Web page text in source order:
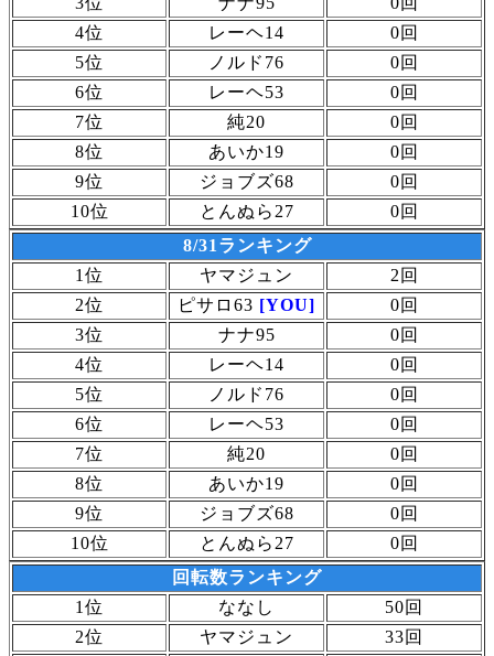
4位
レーヘ14
0回
5位
ノルド76
0回
6位
レーヘ53
0回
7位
純20
0回
8位
あいか19
0回
9位
ジョブズ68
0回
10位
とんぬら27
0回
8/31ランキング
1位
ヤマジュン
2回
2位
ピサロ63 [YOU]
0回
3位
ナナ95
0回
4位
レーヘ14
0回
5位
ノルド76
0回
6位
レーヘ53
0回
7位
純20
0回
8位
あいか19
0回
9位
ジョブズ68
0回
10位
とんぬら27
0回
回転数ランキング
1位
ななし
50回
2位
ヤマジュン
33回